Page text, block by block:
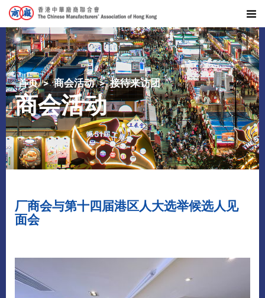
首页 商会活动 接待来访团
商会活动
厂商会与第十四届港区人大选举候选人见
面会